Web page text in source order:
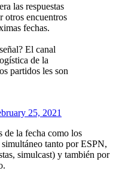
las respuestas
otros encuentros
fechas.
El canal
de la
partidos les son
25, 2021
de la fecha como los
tanto por ESPN,
simulcast) y también por